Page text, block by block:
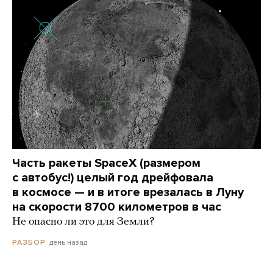
Часть ракеты SpaceX (размером
с автобус!) целый год дрейфовала
в космосе — и в итоге врезалась в Луну
на скорости 8700 километров в час
Не опасно ли это для Земли?
РАЗБОР день назад